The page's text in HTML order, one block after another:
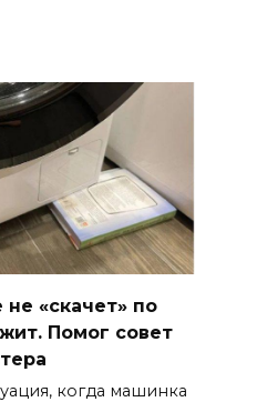
«скачет» по
Помог совет
когда машинка